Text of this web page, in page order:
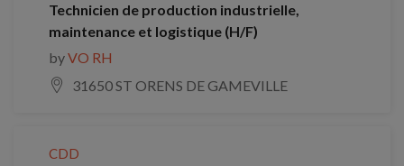
Technicien de production industrielle,
maintenance et logistique (H/F)
byVO RH
31650 ST ORENS DE GAMEVILLE
CDD